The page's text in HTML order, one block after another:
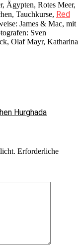
Ägypten, Rotes Meer,
Tauchkurse, Red
James & Mac, mit
Sven
Olaf Mayr, Katharina
Hurghada
Erforderliche